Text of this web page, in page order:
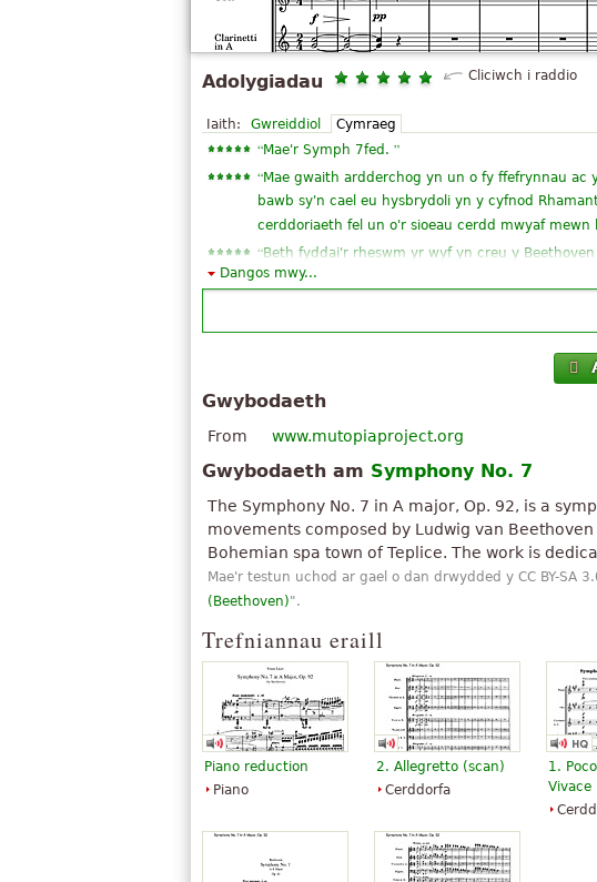
Adolygiadau Cliciwch i raddio
Iaith: Gwreiddiol Cymraeg
“Mae'r Symph 7fed. ”
“Mae gwaith ardderchog yn un o fy ffefrynnau ac
bawb sy'n cael eu hysbrydoli yn y cyfnod
cerddoriaeth fel un o'r sioeau cerdd mwyaf mewn
“Beth fyddai'r rheswm yr wyf yn creu y
“Beethoen gyfansoddwyd gwaith yn hardd iawn fel
“awesome Rwyf wrth fy modd y gerddoriaeth”
Neis iawn!
”
Dangos mwy...
Gwybodaeth
From www.mutopiaproject.org
Gwybodaeth am Symphony No. 7
The Symphony No. 7 in A major, Op. 92, is a
movements composed by Ludwig van
Bohemian spa town of Teplice. The work is
Mae'r testun uchod ar gael o dan drwydded y CC BY-SA
(Beethoven)".
Trefniannau eraill
Piano reduction
Piano
2. Allegretto (scan)
Cerddorfa
1.
Vivace